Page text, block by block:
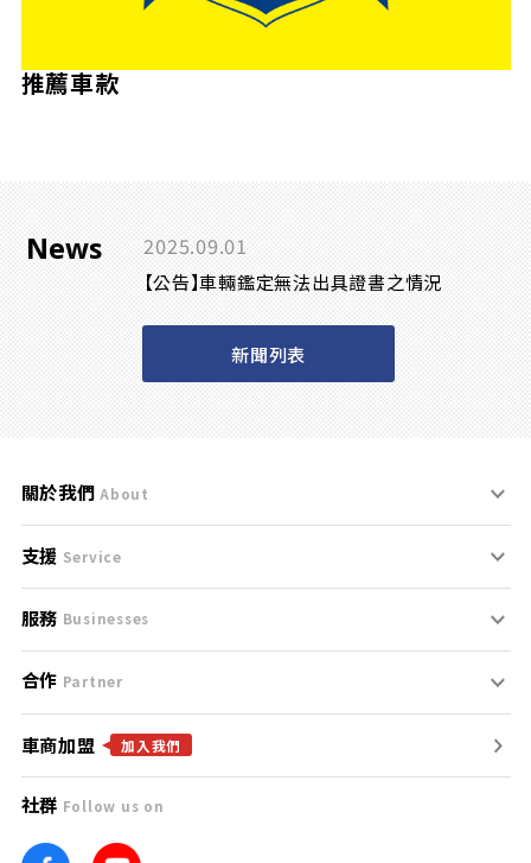
推薦車款
News 2025.09.01
【公告】車輛鑑定無法出具證書之情況
新聞列表
關於我們 About
刊登規範
服務條款
免責聲明
隱私權政策
團隊
支援 Service
支援中心
聯絡我們
服務 Businesses
什麼是Goo鑑定？
找好車
找好店
合作 Partner
合作夥伴
廣告合作
車商加盟 加入我們
社群 Follow us on